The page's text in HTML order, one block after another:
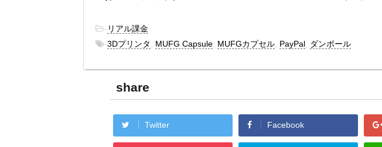
- リアル課金
-3Dプリンタ MUFG Capsule MUFGカプセル PayPal ダンボール
share
Twitter Facebook